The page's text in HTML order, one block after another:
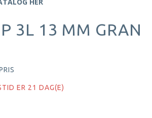
3L 13 MM GRAN
ER 21 DAG(E)